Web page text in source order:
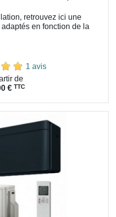
retrouvez ici une
en fonction de la
1 avis
de
€ TTC